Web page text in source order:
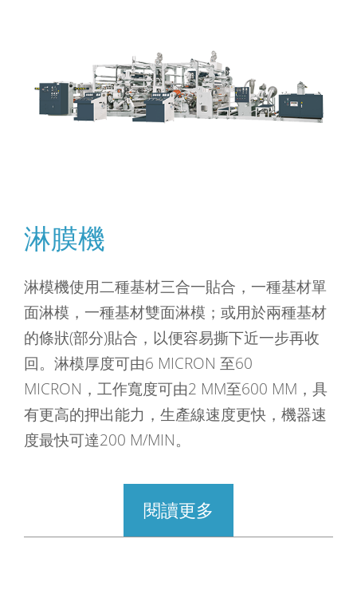
淋膜機
淋模機使用二種基材三合一貼合，一種基材單
面淋模，一種基材雙面淋模；或用於兩種基材
的條狀(部分)貼合，以便容易撕下近一步再收
回。淋模厚度可由6 MICRON 至60
MICRON，工作寬度可由2 MM至600 MM，具
有更高的押出能力，生產線速度更快，機器速
度最快可達200 M/MIN。
閱讀更多